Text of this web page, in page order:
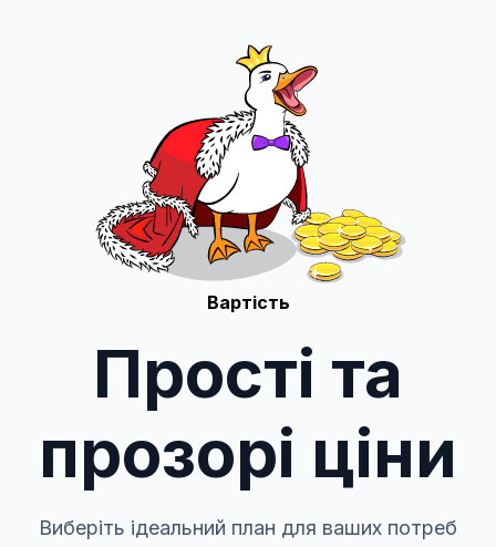
Вартість
Прості та
прозорі ціни
Виберіть ідеальний план для ваших потреб